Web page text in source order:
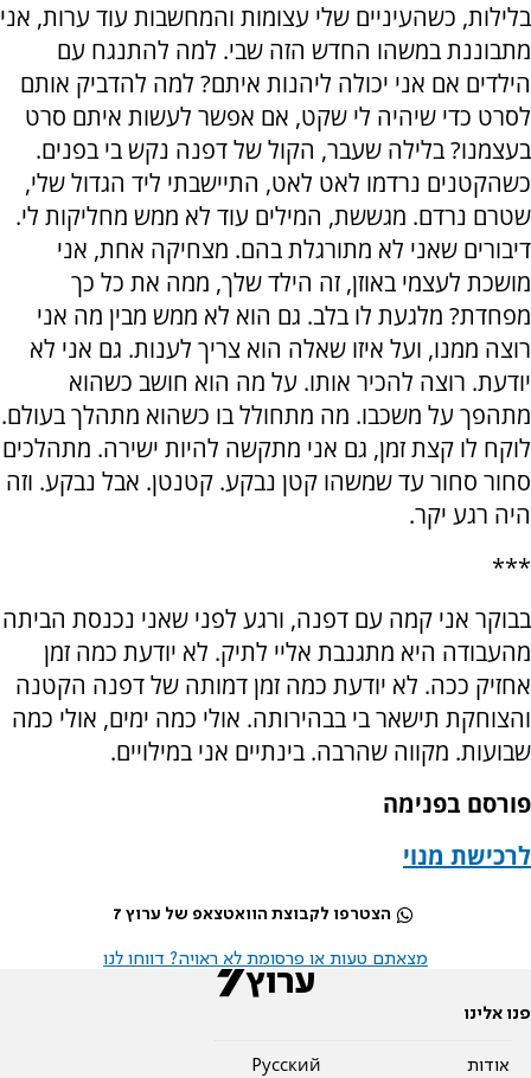
בלילות, כשהעיניים שלי עצומות והמחשבות עוד ערות, אני
מתבוננת במשהו החדש הזה שבי. למה להתנגח עם
הילדים אם אני יכולה ליהנות איתם? למה להדביק אותם
לסרט כדי שיהיה לי שקט, אם אפשר לעשות איתם סרט
בעצמנו? בלילה שעבר, הקול של דפנה נקש בי בפנים.
כשהקטנים נרדמו לאט לאט, התיישבתי ליד הגדול שלי,
שטרם נרדם. מגששת, המילים עוד לא ממש מחליקות לי.
דיבורים שאני לא מתורגלת בהם. מצחיקה אחת, אני
מושכת לעצמי באוזן, זה הילד שלך, ממה את כל כך
מפחדת? מלגעת לו בלב. גם הוא לא ממש מבין מה אני
רוצה ממנו, ועל איזו שאלה הוא צריך לענות. גם אני לא
יודעת. רוצה להכיר אותו. על מה הוא חושב כשהוא
מתהפך על משכבו. מה מתחולל בו כשהוא מתהלך בעולם.
לוקח לו קצת זמן, גם אני מתקשה להיות ישירה. מתהלכים
סחור סחור עד שמשהו קטן נבקע. קטנטן. אבל נבקע. וזה
היה רגע יקר.
***
בבוקר אני קמה עם דפנה, ורגע לפני שאני נכנסת הביתה
מהעבודה היא מתגנבת אליי לתיק. לא יודעת כמה זמן
אחזיק ככה. לא יודעת כמה זמן דמותה של דפנה הקטנה
והצוחקת תישאר בי בבהירותה. אולי כמה ימים, אולי כמה
שבועות. מקווה שהרבה. בינתיים אני במילויים.
פורסם בפנימה
לרכישת מנוי
הצטרפו לקבוצת הוואטצאפ של ערוץ 7
מצאתם טעות או פרסומת לא ראויה? דווחו לנו
פנו אלינו
אודות
Pусский